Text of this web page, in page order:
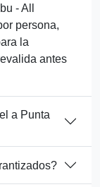
- All
persona,
la
antes
a Punta